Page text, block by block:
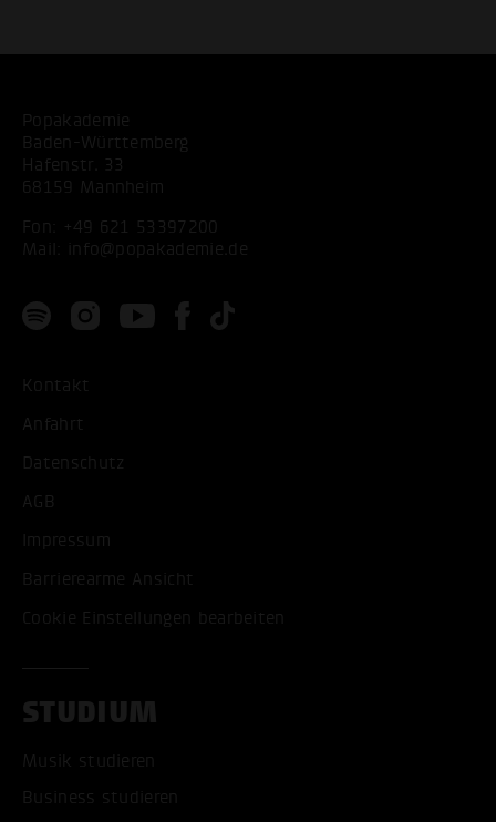
Popakademie
Baden-Württemberg
Hafenstr. 33
68159 Mannheim
Fon:
+49 621 53397200
Mail:
info@popakademie.de
Kontakt
Anfahrt
Datenschutz
AGB
Impressum
Barrierearme Ansicht
Cookie Einstellungen bearbeiten
STUDIUM
Musik studieren
Business studieren